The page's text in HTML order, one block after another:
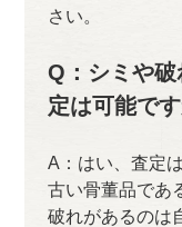
さい。
Q：シミや
定は可能で
A：はい、査定
古い骨董品であ
破れがあるのは